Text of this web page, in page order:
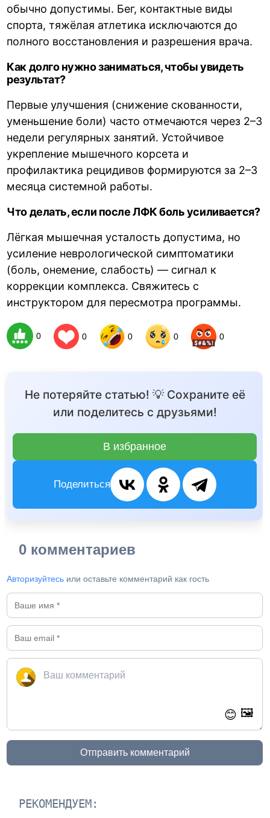
обычно допустимы. Бег, контактные виды
спорта, тяжёлая атлетика исключаются до
полного восстановления и разрешения врача.
Как долго нужно заниматься, чтобы увидеть
результат?
Первые улучшения (снижение скованности,
уменьшение боли) часто отмечаются через 2–3
недели регулярных занятий. Устойчивое
укрепление мышечного корсета и
профилактика рецидивов формируются за 2–3
месяца системной работы.
Что делать, если после ЛФК боль усиливается?
Лёгкая мышечная усталость допустима, но
усиление неврологической симптоматики
(боль, онемение, слабость) — сигнал к
коррекции комплекса. Свяжитесь с
инструктором для пересмотра программы.
0 0 0 0 0
Не потеряйте статью! 💡 Сохраните её
или поделитесь с друзьями!
В избранное
Поделиться
0 комментариев
Авторизуйтесь или оставьте комментарий как гость
😊 🖼️
Отправить комментарий
РЕКОМЕНДУЕМ: